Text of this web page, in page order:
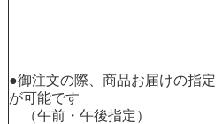
●御注文の際、商品お届けの指定
が可能です
（午前・午後指定）